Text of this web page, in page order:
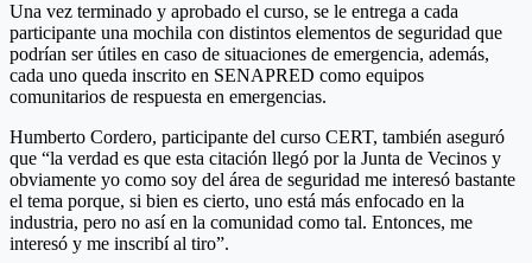
Una vez terminado y aprobado el curso, se le entrega a cada
participante una mochila con distintos elementos de seguridad que
podrían ser útiles en caso de situaciones de emergencia, además,
cada uno queda inscrito en SENAPRED como equipos
comunitarios de respuesta en emergencias.
Humberto Cordero, participante del curso CERT, también aseguró
que “la verdad es que esta citación llegó por la Junta de Vecinos y
obviamente yo como soy del área de seguridad me interesó bastante
el tema porque, si bien es cierto, uno está más enfocado en la
industria, pero no así en la comunidad como tal. Entonces, me
interesó y me inscribí al tiro”.